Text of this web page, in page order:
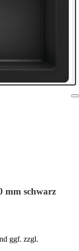
mm schwarz
ggf. zzgl.